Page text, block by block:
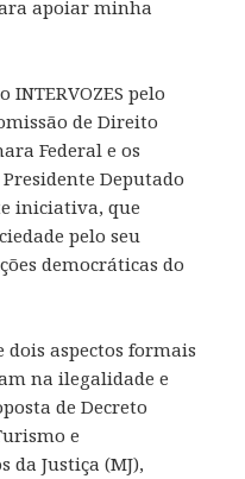
apoiar minha
pelo
de Direito
Federal e os
Deputado
iniciativa, que
pelo seu
democráticas do
aspectos formais
na ilegalidade e
de Decreto
e
da Justiça (MJ),